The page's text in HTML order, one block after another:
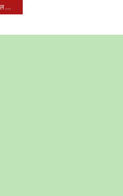
प्रधानमन्त्री कप महिला भलीवल फागुन १४ देखि १८ गतेसम्म हुने